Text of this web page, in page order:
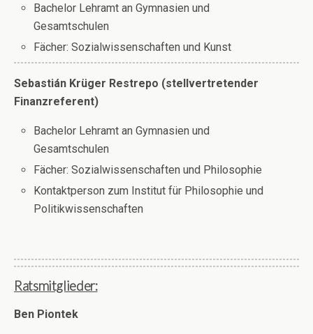
Bachelor Lehramt an Gymnasien und
Gesamtschulen
Fächer: Sozialwissenschaften und Kunst
Sebastián Krüger Restrepo (stellvertretender
Finanzreferent)
Bachelor Lehramt an Gymnasien und
Gesamtschulen
Fächer: Sozialwissenschaften und Philosophie
Kontaktperson zum Institut für Philosophie und
Politikwissenschaften
Ratsmitglieder:
Ben Piontek